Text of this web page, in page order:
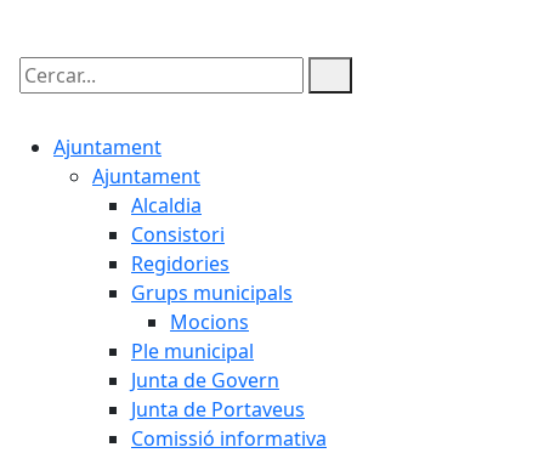
Cercar:
Ajuntament
Ajuntament
Alcaldia
Consistori
Regidories
Grups municipals
Mocions
Ple municipal
Junta de Govern
Junta de Portaveus
Comissió informativa